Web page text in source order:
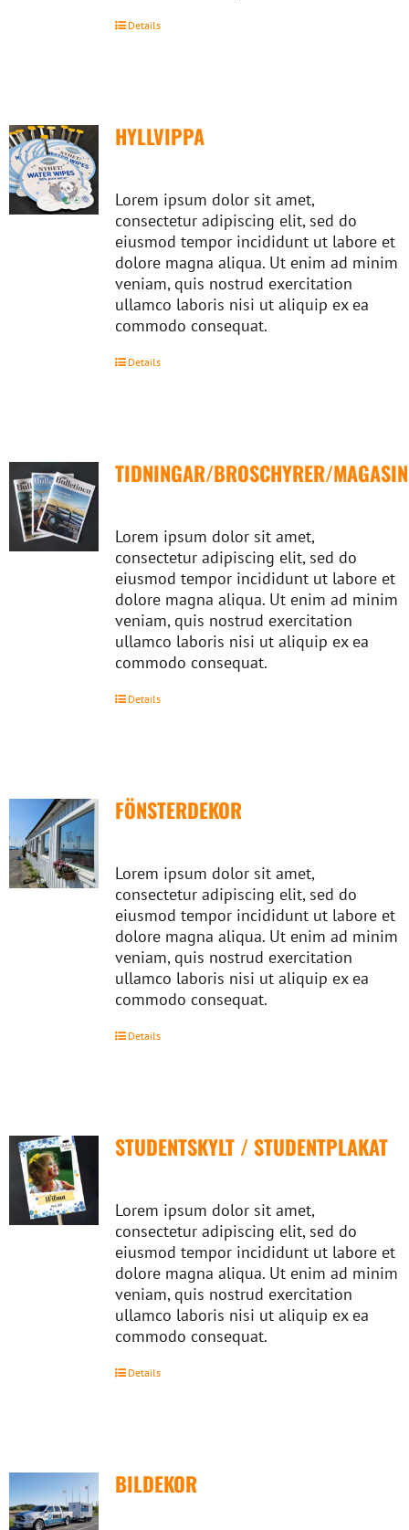
Details
HYLLVIPPA
Lorem ipsum dolor sit amet,
consectetur adipiscing elit, sed do
eiusmod tempor incididunt ut labore et
dolore magna aliqua. Ut enim ad minim
veniam, quis nostrud exercitation
ullamco laboris nisi ut aliquip ex ea
commodo consequat.
Details
TIDNINGAR/BROSCHYRER/MAGASIN
Lorem ipsum dolor sit amet,
consectetur adipiscing elit, sed do
eiusmod tempor incididunt ut labore et
dolore magna aliqua. Ut enim ad minim
veniam, quis nostrud exercitation
ullamco laboris nisi ut aliquip ex ea
commodo consequat.
Details
FÖNSTERDEKOR
Lorem ipsum dolor sit amet,
consectetur adipiscing elit, sed do
eiusmod tempor incididunt ut labore et
dolore magna aliqua. Ut enim ad minim
veniam, quis nostrud exercitation
ullamco laboris nisi ut aliquip ex ea
commodo consequat.
Details
STUDENTSKYLT / STUDENTPLAKAT
Lorem ipsum dolor sit amet,
consectetur adipiscing elit, sed do
eiusmod tempor incididunt ut labore et
dolore magna aliqua. Ut enim ad minim
veniam, quis nostrud exercitation
ullamco laboris nisi ut aliquip ex ea
commodo consequat.
Details
BILDEKOR